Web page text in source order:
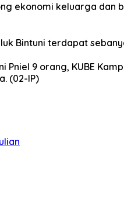
ekonomi keluarga dan
Bintuni terdapat
9 orang, KUBE
(02-IP)